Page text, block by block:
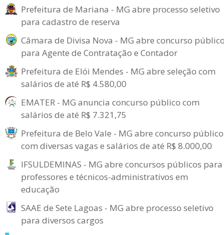
Prefeitura de Mariana - MG abre processo seletivo
para cadastro de reserva
Câmara de Divisa Nova - MG abre concurso
para Agente de Contratação e Contador
Prefeitura de Elói Mendes - MG abre seleção com
salários de até R$ 4.580,00
EMATER - MG anuncia concurso público com
salários de até R$ 7.321,75
Prefeitura de Belo Vale - MG abre concurso público
com diversas vagas e salários de até R$ 8.000,00
IFSULDEMINAS - MG abre concursos públicos para
professores e técnicos-administrativos em
educação
SAAE de Sete Lagoas - MG abre processo seletivo
para diversos cargos